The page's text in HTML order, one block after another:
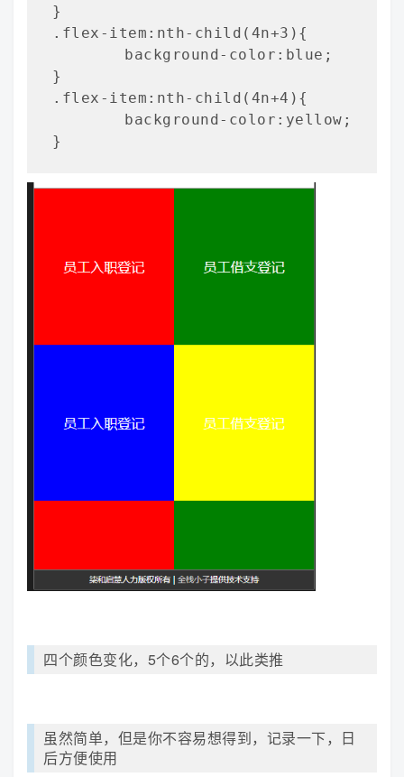
}
.flex-item:nth-child(4n+3){
}
.flex-item:nth-child(4n+4){
}
四个颜色变化，5个6个的，以此类推
虽然简单，但是你不容易想得到，记录一下，日
后方便使用